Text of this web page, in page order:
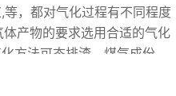
，都对气化过程有不同程度
产物的要求选用合适的气化
方法可态排渣，煤气成份
质，对环境无污染，碳转